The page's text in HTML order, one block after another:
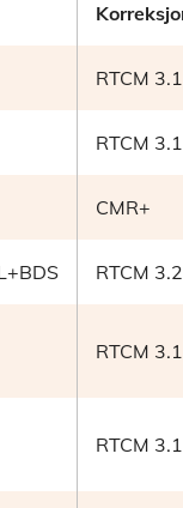
RTCM 3.1
RTCM 3.1
CMR+
RTCM
RTCM 3.1
RTCM 3.1